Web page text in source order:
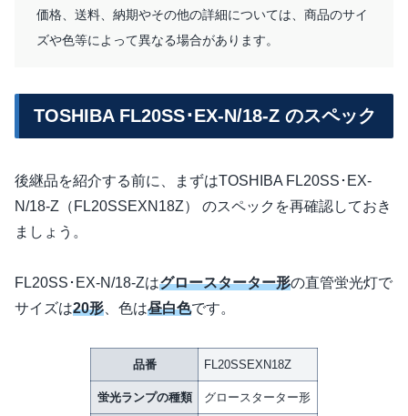
価格、送料、納期やその他の詳細については、商品のサイ
ズや色等によって異なる場合があります。
TOSHIBA FL20SS･EX-N/18-Z のスペック
後継品を紹介する前に、まずはTOSHIBA FL20SS･EX-
N/18-Z（FL20SSEXN18Z） のスペックを再確認しておき
ましょう。
FL20SS･EX-N/18-Zはグロースターター形の直管蛍光灯で
サイズは20形 、色は昼白色です。
品番 FL20SSEXN18Z
蛍光ランプの種類 グロースターター形